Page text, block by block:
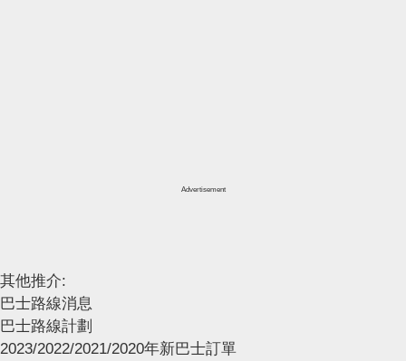
Advertisement
其他推介:
巴士路線消息
巴士路線計劃
2023/2022/2021/2020年新巴士訂單